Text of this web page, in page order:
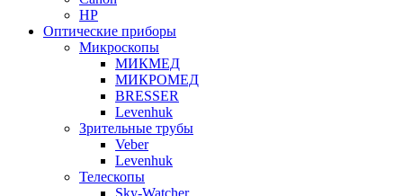
HP
Оптические приборы
Микроскопы
МИКМЕД
МИКРОМЕД
BRESSER
Levenhuk
Зрительные трубы
Veber
Levenhuk
Телескопы